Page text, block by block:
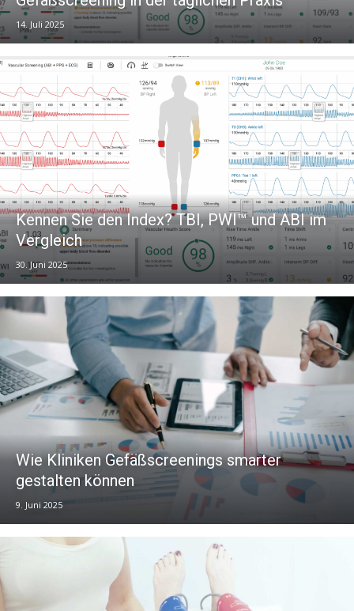
14. Juli 2025
Kennen Sie den Index? TBI, PWI™ und ABI im
Vergleich
30. Juni 2025
Wie Kliniken Gefäßscreenings smarter
gestalten können
9. Juni 2025